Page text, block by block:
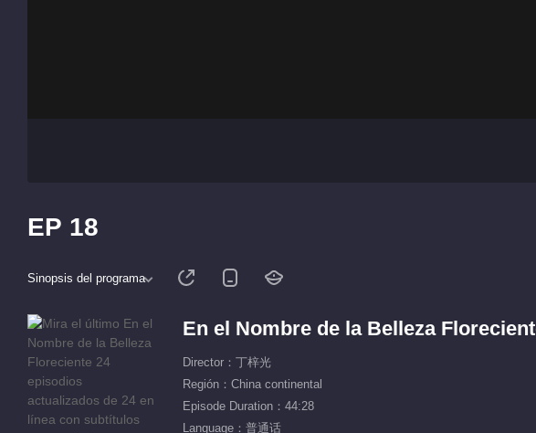
EP 18
Sinopsis del programa
En el Nombre de la Belleza
Director：丁梓光
Región：China continental
Episode Duration：44:28
Language：普通话